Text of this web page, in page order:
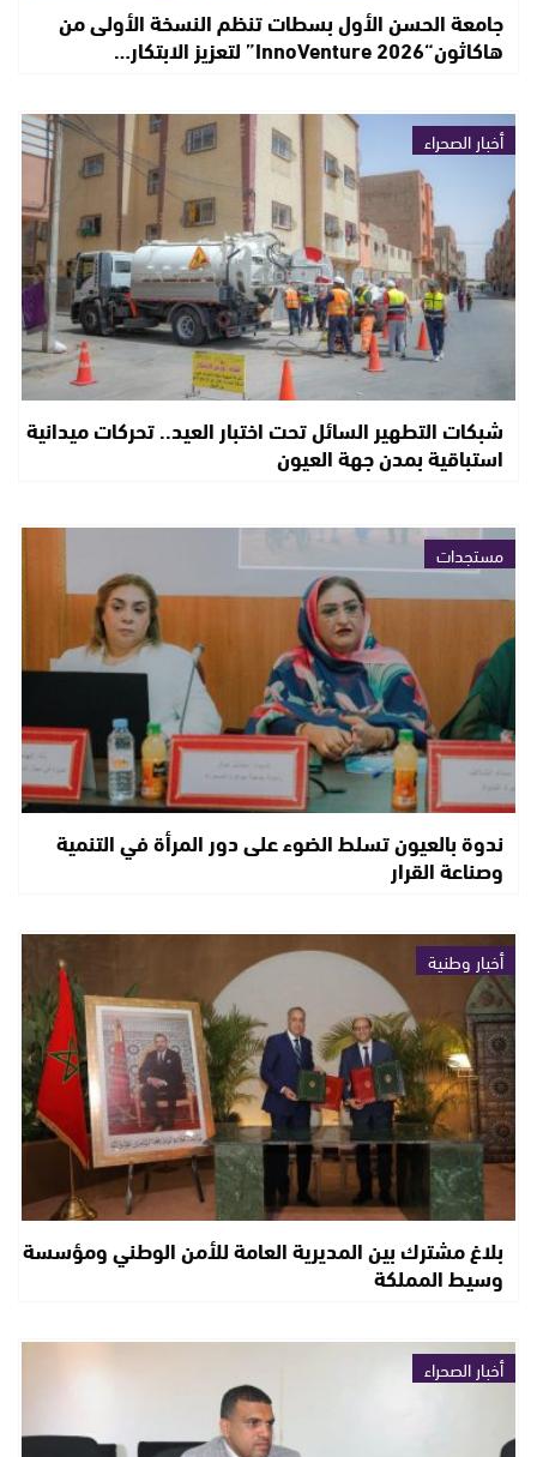
جامعة الحسن الأول بسطات تنظم النسخة الأولى من
هاكاثون“InnoVenture 2026” لتعزيز الابتكار…
أخبار الصحراء
شبكات التطهير السائل تحت اختبار العيد.. تحركات ميدانية
استباقية بمدن جهة العيون
مستجدات
ندوة بالعيون تسلط الضوء على دور المرأة في التنمية
وصناعة القرار
أخبار وطنية
بلاغ مشترك بين المديرية العامة للأمن الوطني ومؤسسة
وسيط المملكة
أخبار الصحراء